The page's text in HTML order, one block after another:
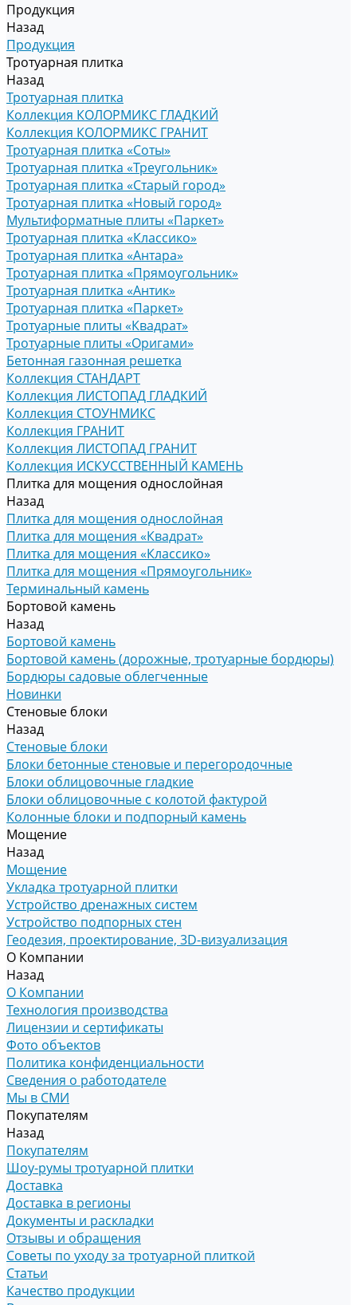
Продукция
Назад
Продукция
Тротуарная плитка
Назад
Тротуарная плитка
Коллекция КОЛОРМИКС ГЛАДКИЙ
Коллекция КОЛОРМИКС ГРАНИТ
Тротуарная плитка «Соты»
Тротуарная плитка «Треугольник»
Тротуарная плитка «Старый город»
Тротуарная плитка «Новый город»
Мультиформатные плиты «Паркет»
Тротуарная плитка «Классико»
Тротуарная плитка «Антара»
Тротуарная плитка «Прямоугольник»
Тротуарная плитка «Антик»
Тротуарная плитка «Паркет»
Тротуарные плиты «Квадрат»
Тротуарные плиты «Оригами»
Бетонная газонная решетка
Коллекция СТАНДАРТ
Коллекция ЛИСТОПАД ГЛАДКИЙ
Коллекция СТОУНМИКС
Коллекция ГРАНИТ
Коллекция ЛИСТОПАД ГРАНИТ
Коллекция ИСКУССТВЕННЫЙ КАМЕНЬ
Плитка для мощения однослойная
Назад
Плитка для мощения однослойная
Плитка для мощения «Квадрат»
Плитка для мощения «Классико»
Плитка для мощения «Прямоугольник»
Терминальный камень
Бортовой камень
Назад
Бортовой камень
Бортовой камень (дорожные, тротуарные бордюры)
Бордюры садовые облегченные
Новинки
Стеновые блоки
Назад
Стеновые блоки
Блоки бетонные стеновые и перегородочные
Блоки облицовочные гладкие
Блоки облицовочные с колотой фактурой
Колонные блоки и подпорный камень
Мощение
Назад
Мощение
Укладка тротуарной плитки
Устройство дренажных систем
Устройство подпорных стен
Геодезия, проектирование, 3D-визуализация
О Компании
Назад
О Компании
Технология производства
Лицензии и сертификаты
Фото объектов
Политика конфиденциальности
Сведения о работодателе
Мы в СМИ
Покупателям
Назад
Покупателям
Шоу-румы тротуарной плитки
Доставка
Доставка в регионы
Документы и раскладки
Отзывы и обращения
Советы по уходу за тротуарной плиткой
Статьи
Качество продукции